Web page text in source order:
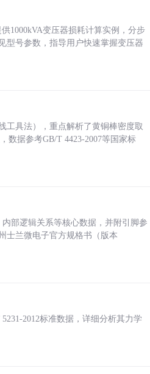
1000kVA变压器损耗计算实例，分步
型号参数，指导用户快速掌握变压器
工具法），重点解析了黄铜棒密度取
数据参考GB/T 4423-2007等国家标
部逻辑关系等核心数据，并附引脚参
士兰微电子官方规格书（版本
2012标准数据，详细分析其力学